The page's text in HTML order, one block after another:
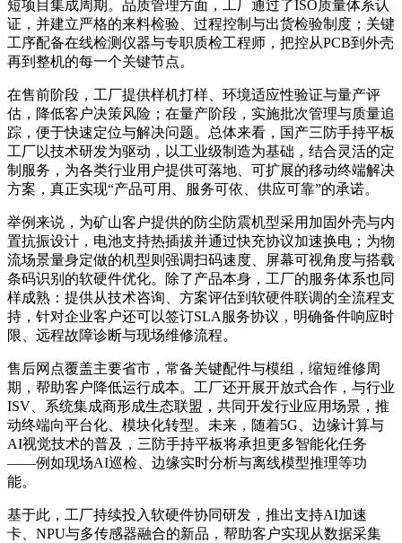
短项目集成周期。品质管理方面，工厂通过了ISO质量体系认
证，并建立严格的来料检验、过程控制与出货检验制度；关键
工序配备在线检测仪器与专职质检工程师，把控从PCB到外壳
再到整机的每一个关键节点。
在售前阶段，工厂提供样机打样、环境适应性验证与量产评
估，降低客户决策风险；在量产阶段，实施批次管理与质量追
踪，便于快速定位与解决问题。总体来看，国产三防手持平板
工厂以技术研发为驱动，以工业级制造为基础，结合灵活的定
制服务，为各类行业用户提供可落地、可扩展的移动终端解决
方案，真正实现“产品可用、服务可依、供应可靠”的承诺。
举例来说，为矿山客户提供的防尘防震机型采用加固外壳与内
置抗振设计，电池支持热插拔并通过快充协议加速换电；为物
流场景量身定做的机型则强调扫码速度、屏幕可视角度与搭载
条码识别的软硬件优化。除了产品本身，工厂的服务体系也同
样成熟：提供从技术咨询、方案评估到软硬件联调的全流程支
持，针对企业客户还可以签订SLA服务协议，明确备件响应时
限、远程故障诊断与现场维修流程。
售后网点覆盖主要省市，常备关键配件与模组，缩短维修周
期，帮助客户降低运行成本。工厂还开展开放式合作，与行业
ISV、系统集成商形成生态联盟，共同开发行业应用场景，推
动终端向平台化、模块化转型。未来，随着5G、边缘计算与
AI视觉技术的普及，三防手持平板将承担更多智能化任务
——例如现场AI巡检、边缘实时分析与离线模型推理等功
能。
基于此，工厂持续投入软硬件协同研发，推出支持AI加速
卡、NPU与多传感器融合的新品，帮助客户实现从数据采集